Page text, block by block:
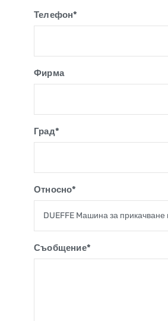
Телефон*
Фирма
Град*
Относно*
Съобщение*